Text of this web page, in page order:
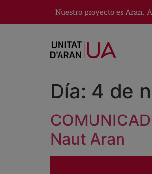
Nuestro proyecto es Aran.
Día: 4 de
Naut Aran